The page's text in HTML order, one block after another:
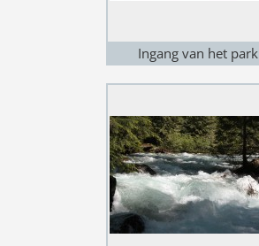
Ingang van het park